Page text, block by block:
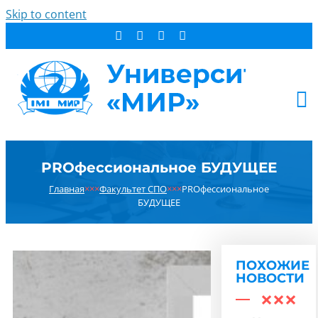
Skip to content
СТУДЕНТУ
ДОПОБРАЗОВАНИЕ
PROфессиональное БУДУЩЕЕ
Главная×××Факультет СПО×××PROфессиональное
БУДУЩЕЕ
ПОХОЖИЕ
НОВОСТИ